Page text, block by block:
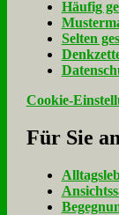
Häu­fig
Sel­ten
Cookie-
Für Sie